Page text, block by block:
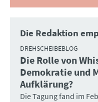
Die Redaktion
DREHSCHEIBEBLOG
:Die Rolle von
Demokratie und
Aufklärung?
Die Tagung fand im